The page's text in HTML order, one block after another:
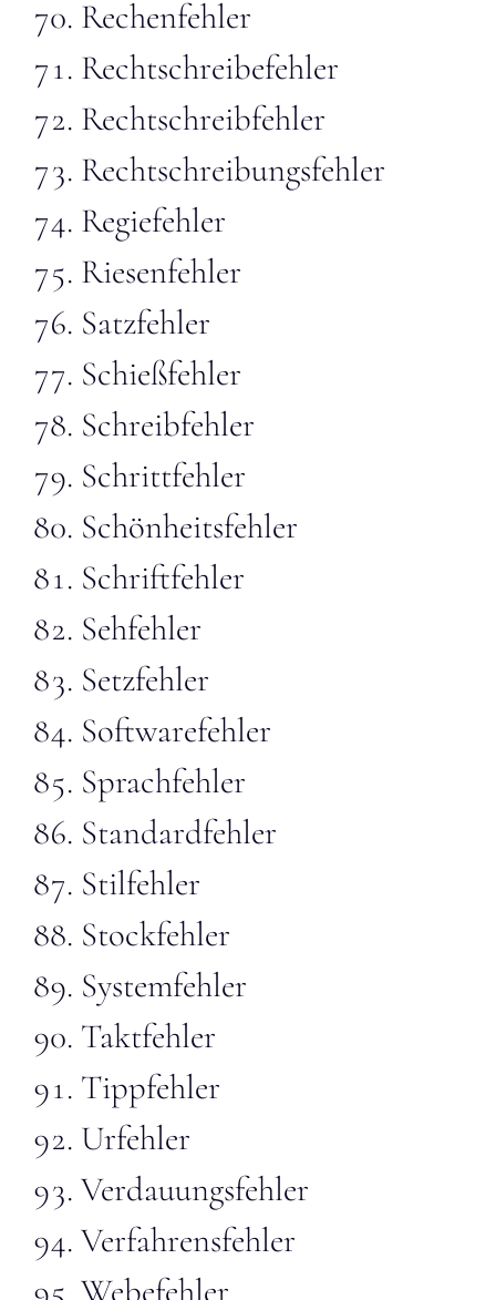
Rechenfehler
Rechtschreibefehler
Rechtschreibfehler
Rechtschreibungsfehler
Regiefehler
Riesenfehler
Satzfehler
Schießfehler
Schreibfehler
Schrittfehler
Schönheitsfehler
Schriftfehler
Sehfehler
Setzfehler
Softwarefehler
Sprachfehler
Standardfehler
Stilfehler
Stockfehler
Systemfehler
Taktfehler
Tippfehler
Urfehler
Verdauungsfehler
Verfahrensfehler
Webefehler